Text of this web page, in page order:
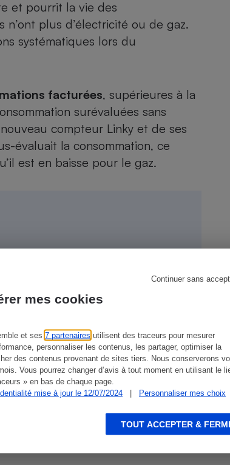
mes cookies
et ses 7 partenaires utilisent des traceurs pour mesurer
personnaliser les contenus, les partager, optimiser la
des contenus provenant de sites tiers. Nous conserverons
Vous pourrez changer d’avis à tout moment en utilisant le
» en bas de chaque page.
mise à jour le 12/07/2024
| Personnaliser mes choix
Continuer sans
TOUT ACCEPTER &
et pourrit la vie des
plus d’électricité ou de gaz.
systématiques lors du
facturées, supérieures à la
surévaluées sans
compteur Linky et de ses
évaluait la consommation, ce
est en baisse pour le gaz.
facture annuelle d’énergie
Aspirateur
Réfrigérateur